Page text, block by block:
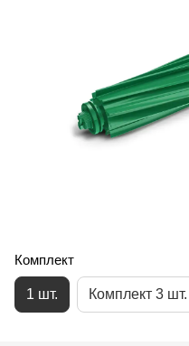
Комплект
1 шт. Комплект 3 шт.